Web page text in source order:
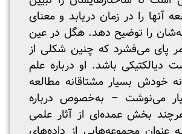
آنها را در زمان دریابد و معنای
را توضیح دهد. هگل در عین
پای می‌فشرد که چنین شکلی از
دیالکتیکی باشد. او درباره علم
خودش بسیار مشتاقانه مطالعه
می‌نوشت – به‌خصوص درباره
بخش عمده‌ای از آثار علمی